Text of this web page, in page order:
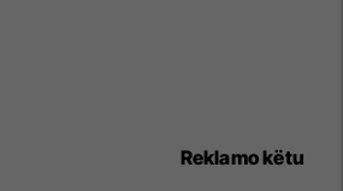
Reklamo këtu